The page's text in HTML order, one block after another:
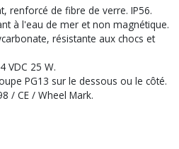
renforcé de fibre de verre. IP56.
à l'eau de mer et non magnétique.
résistante aux chocs et
VDC 25 W.
PG13 sur le dessous ou le côté.
/ CE / Wheel Mark.